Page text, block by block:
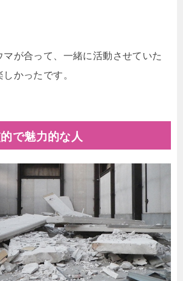
が合って、一緒に活動させていた
かったです。
で魅力的な人